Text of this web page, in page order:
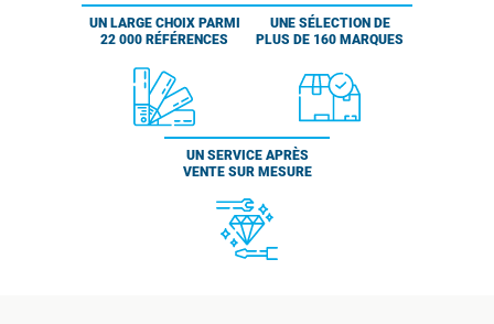
UN LARGE CHOIX PARMI
22 000 RÉFÉRENCES
UNE SÉLECTION DE
PLUS DE 160 MARQUES
UN SERVICE APRÈS
VENTE SUR MESURE